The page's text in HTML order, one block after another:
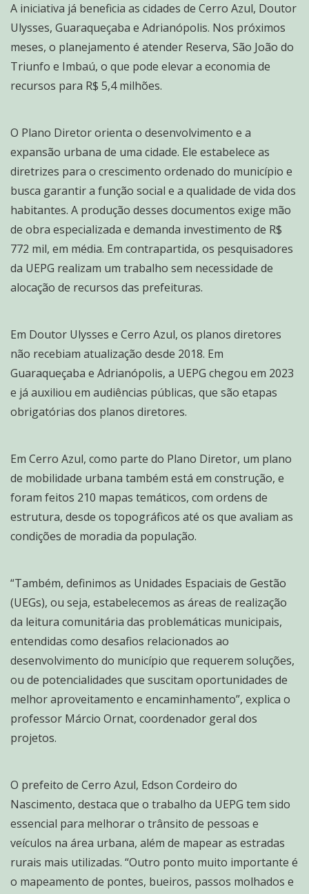
A iniciativa já beneficia as cidades de Cerro Azul, Doutor
Ulysses, Guaraqueçaba e Adrianópolis. Nos próximos
meses, o planejamento é atender Reserva, São João do
Triunfo e Imbaú, o que pode elevar a economia de
recursos para R$ 5,4 milhões.
O Plano Diretor orienta o desenvolvimento e a
expansão urbana de uma cidade. Ele estabelece as
diretrizes para o crescimento ordenado do município e
busca garantir a função social e a qualidade de vida dos
habitantes. A produção desses documentos exige mão
de obra especializada e demanda investimento de R$
772 mil, em média. Em contrapartida, os pesquisadores
da UEPG realizam um trabalho sem necessidade de
alocação de recursos das prefeituras.
Em Doutor Ulysses e Cerro Azul, os planos diretores
não recebiam atualização desde 2018. Em
Guaraqueçaba e Adrianópolis, a UEPG chegou em 2023
e já auxiliou em audiências públicas, que são etapas
obrigatórias dos planos diretores.
Em Cerro Azul, como parte do Plano Diretor, um plano
de mobilidade urbana também está em construção, e
foram feitos 210 mapas temáticos, com ordens de
estrutura, desde os topográficos até os que avaliam as
condições de moradia da população.
“Também, definimos as Unidades Espaciais de Gestão
(UEGs), ou seja, estabelecemos as áreas de realização
da leitura comunitária das problemáticas municipais,
entendidas como desafios relacionados ao
desenvolvimento do município que requerem soluções,
ou de potencialidades que suscitam oportunidades de
melhor aproveitamento e encaminhamento”, explica o
professor Márcio Ornat, coordenador geral dos
projetos.
O prefeito de Cerro Azul, Edson Cordeiro do
Nascimento, destaca que o trabalho da UEPG tem sido
essencial para melhorar o trânsito de pessoas e
veículos na área urbana, além de mapear as estradas
rurais mais utilizadas. “Outro ponto muito importante é
o mapeamento de pontes, bueiros, passos molhados e